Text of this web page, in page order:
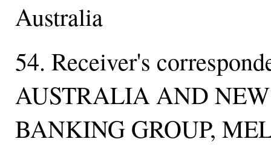
Australia
54. Receiver's
AUSTRALIA AND
BANKING GROUP,